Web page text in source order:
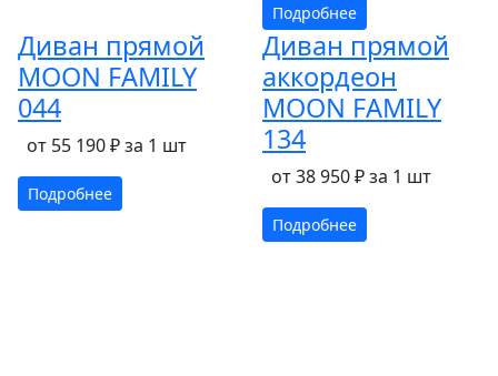
Подробнее
Диван прямой
MOON FAMILY
044
от 55 190 ₽ за 1 шт
Подробнее
Диван прямой
аккордеон
MOON FAMILY
134
от 38 950 ₽ за 1 шт
Подробнее